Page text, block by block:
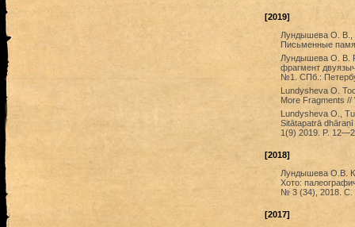
[2019]
Лундышева О. В.,
Письменные
Лундышева О. В.
фрагмент
№1. СПб.:
Lundysheva O.
More Fragments
Lundysheva O.,
Sitātapatrā
1(9) 2019. P.
[2018]
Лундышева О.В.
Хото:
№ 3 (34), 2018.
[2017]